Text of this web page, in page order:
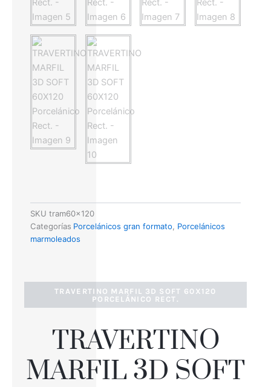
SKU tram60x120
Categorías Porcelánicos gran formato Porcelánicos
marmoleados
TRAVERTINO MARFIL 3D SOFT 60X120
PORCELÁNICO RECT.
TRAVERTINO
MARFIL 3D SOFT